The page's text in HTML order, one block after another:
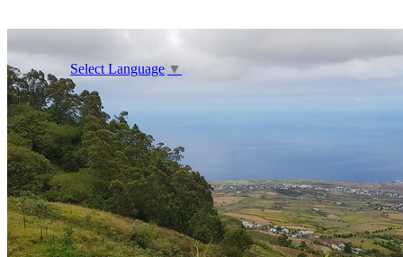
Select Language ▼